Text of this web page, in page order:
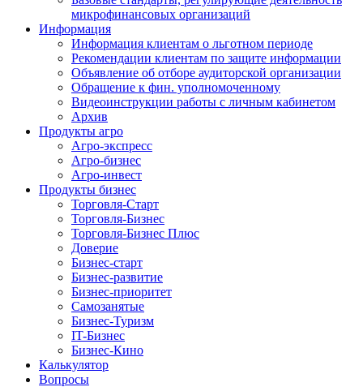
микрофинансовых организаций
Информация
Информация клиентам о льготном периоде
Рекомендации клиентам по защите информации
Объявление об отборе аудиторской организации
Обращение к фин. уполномоченному
Видеоинструкции работы с личным кабинетом
Архив
Продукты агро
Агро-экспресс
Агро-бизнес
Агро-инвест
Продукты бизнес
Торговля-Старт
Торговля-Бизнес
Торговля-Бизнес Плюс
Доверие
Бизнес-старт
Бизнес-развитие
Бизнес-приоритет
Самозанятые
Бизнес-Туризм
IT-Бизнес
Бизнес-Кино
Калькулятор
Вопросы